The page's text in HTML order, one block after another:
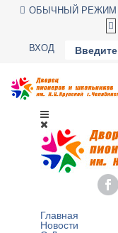
ОБЫЧНЫЙ РЕЖИМ
ВХОД
Главная
Новости